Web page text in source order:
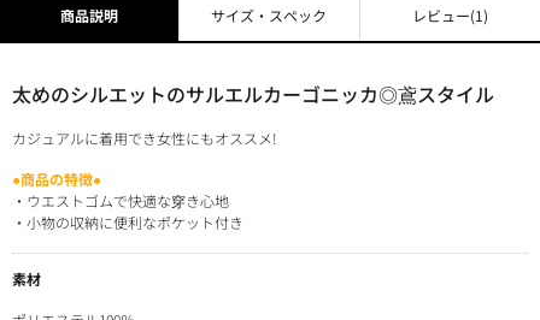
商品説明
太めのシルエットのサルエルカーゴニッカ◎鳶スタイル
カジュアルに着用でき女性にもオススメ!
●商品の特徴●
・ウエストゴムで快適な穿き心地
・小物の収納に便利なポケット付き
素材
サイズ・スペック レビュー(1)